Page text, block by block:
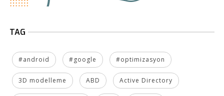
TAG
#android #google #optimizasyon
3D modelleme ABD Active Directory